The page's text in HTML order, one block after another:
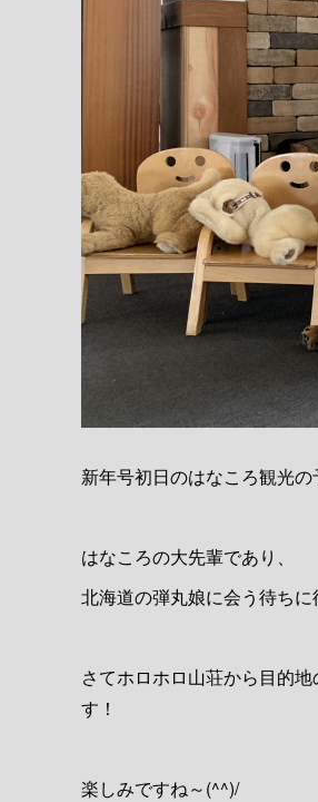
新年号初日のはなころ観光の
はなころの大先輩であり、
北海道の弾丸娘に会う待ち
さてホロホロ山荘から目的地
す！
楽しみですね～(^^)/